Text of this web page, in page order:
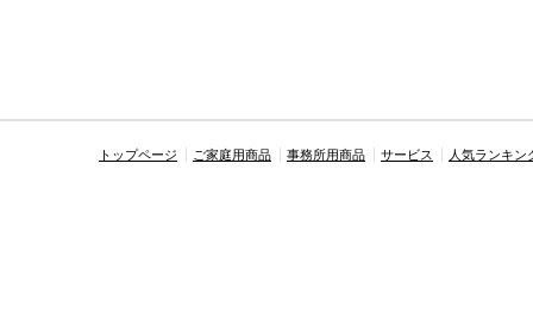
トップページ ご家庭用商品 事務所用商品 サービス 人気ランキン